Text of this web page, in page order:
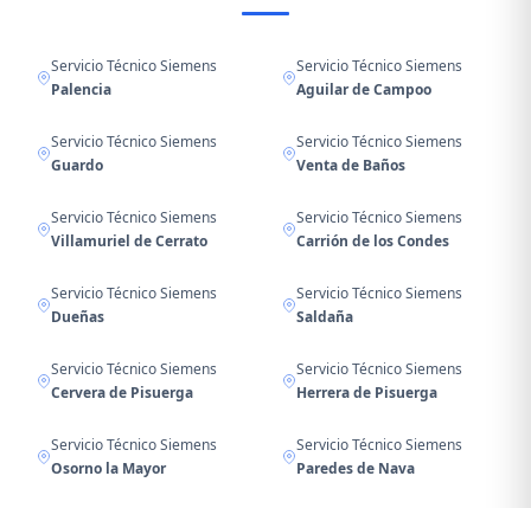
Servicio Técnico Siemens
Palencia
Servicio Técnico Siemens
Aguilar de Campoo
Servicio Técnico Siemens
Guardo
Servicio Técnico Siemens
Venta de Baños
Servicio Técnico Siemens
Villamuriel de Cerrato
Servicio Técnico Siemens
Carrión de los Condes
Servicio Técnico Siemens
Dueñas
Servicio Técnico Siemens
Saldaña
Servicio Técnico Siemens
Cervera de Pisuerga
Servicio Técnico Siemens
Herrera de Pisuerga
Servicio Técnico Siemens
Osorno la Mayor
Servicio Técnico Siemens
Paredes de Nava